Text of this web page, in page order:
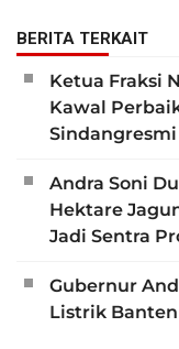
BERITA TERKAIT
Ketua Fraksi
Kawal
Sindangresmi
Andra Soni
Hektare
Jadi Sentra
Gubernur
Listrik